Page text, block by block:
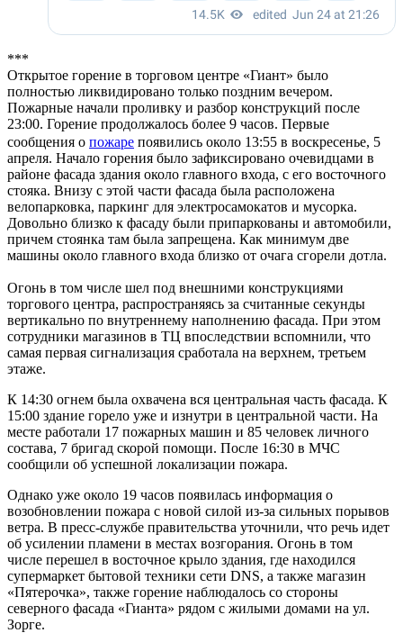
***
Открытое горение в торговом центре «Гиант» было
полностью ликвидировано только поздним вечером.
Пожарные начали проливку и разбор конструкций после
23:00. Горение продолжалось более 9 часов. Первые
сообщения о пожаре появились около 13:55 в воскресенье, 5
апреля. Начало горения было зафиксировано очевидцами в
районе фасада здания около главного входа, с его восточного
стояка. Внизу с этой части фасада была расположена
велопарковка, паркинг для электросамокатов и мусорка.
Довольно близко к фасаду были припаркованы и автомобили,
причем стоянка там была запрещена. Как минимум две
машины около главного входа близко от очага сгорели дотла.
Огонь в том числе шел под внешними конструкциями
торгового центра, распространяясь за считанные секунды
вертикально по внутреннему наполнению фасада. При этом
сотрудники магазинов в ТЦ впоследствии вспомнили, что
самая первая сигнализация сработала на верхнем, третьем
этаже.
К 14:30 огнем была охвачена вся центральная часть фасада. К
15:00 здание горело уже и изнутри в центральной части. На
месте работали 17 пожарных машин и 85 человек личного
состава, 7 бригад скорой помощи. После 16:30 в МЧС
сообщили об успешной локализации пожара.
Однако уже около 19 часов появилась информация о
возобновлении пожара с новой силой из-за сильных порывов
ветра. В пресс-службе правительства уточнили, что речь идет
об усилении пламени в местах возгорания. Огонь в том
числе перешел в восточное крыло здания, где находился
супермаркет бытовой техники сети DNS, а также магазин
«Пятерочка», также горение наблюдалось со стороны
северного фасада «Гианта» рядом с жилыми домами на ул.
Зорге.